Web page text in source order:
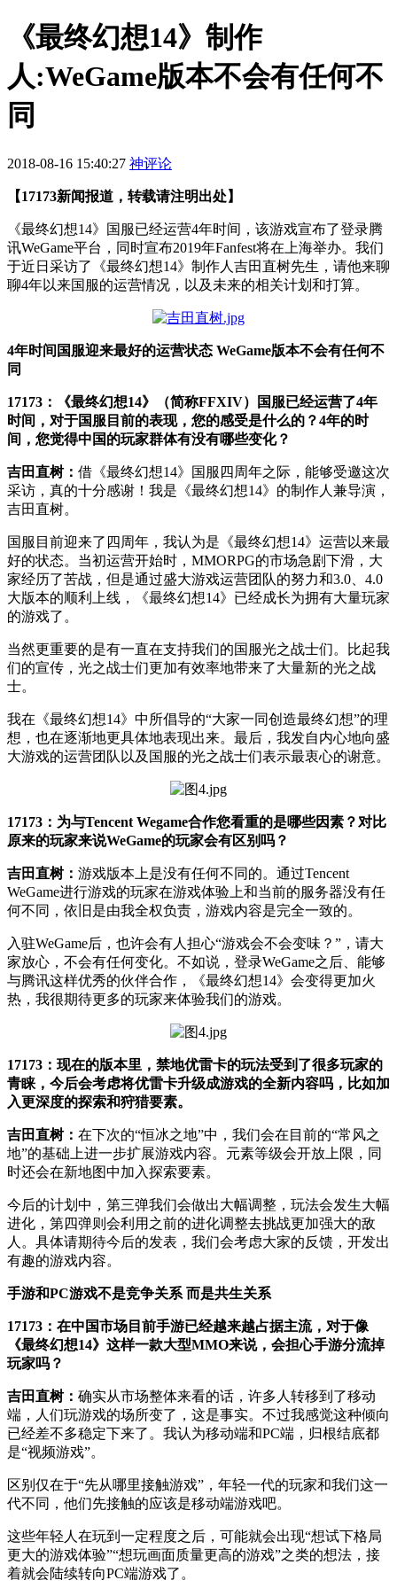
《最终幻想14》制作
人:WeGame版本不会有任何不
同
2018-08-16 15:40:27 神评论
【17173新闻报道，转载请注明出处】
《最终幻想14》国服已经运营4年时间，该游戏宣布了登录腾
讯WeGame平台，同时宣布2019年Fanfest将在上海举办。我们
于近日采访了《最终幻想14》制作人吉田直树先生，请他来聊
聊4年以来国服的运营情况，以及未来的相关计划和打算。
4年时间国服迎来最好的运营状态 WeGame版本不会有任何不
同
17173：《最终幻想14》（简称FFXIV）国服已经运营了4年
时间，对于国服目前的表现，您的感受是什么的？4年的时
间，您觉得中国的玩家群体有没有哪些变化？
吉田直树： 借《最终幻想14》国服四周年之际，能够受邀这次
采访，真的十分感谢！我是《最终幻想14》的制作人兼导演，
吉田直树。
国服目前迎来了四周年，我认为是《最终幻想14》运营以来最
好的状态。当初运营开始时，MMORPG的市场急剧下滑，大
家经历了苦战，但是通过盛大游戏运营团队的努力和3.0、4.0
大版本的顺利上线，《最终幻想14》已经成长为拥有大量玩家
的游戏了。
当然更重要的是有一直在支持我们的国服光之战士们。比起我
们的宣传，光之战士们更加有效率地带来了大量新的光之战
士。
我在《最终幻想14》中所倡导的“大家一同创造最终幻想”的理
想，也在逐渐地更具体地表现出来。最后，我发自内心地向盛
大游戏的运营团队以及国服的光之战士们表示最衷心的谢意。
17173：为与Tencent Wegame合作您看重的是哪些因素？对比
原来的玩家来说WeGame的玩家会有区别吗？
吉田直树： 游戏版本上是没有任何不同的。通过Tencent
WeGame进行游戏的玩家在游戏体验上和当前的服务器没有任
何不同，依旧是由我全权负责，游戏内容是完全一致的。
入驻WeGame后，也许会有人担心“游戏会不会变味？”，请大
家放心，不会有任何变化。不如说，登录WeGame之后、能够
与腾讯这样优秀的伙伴合作，《最终幻想14》会变得更加火
热，我很期待更多的玩家来体验我们的游戏。
17173：现在的版本里，禁地优雷卡的玩法受到了很多玩家的
青睐，今后会考虑将优雷卡升级成游戏的全新内容吗，比如加
入更深度的探索和狩猎要素。
吉田直树： 在下次的“恒冰之地”中，我们会在目前的“常风之
地”的基础上进一步扩展游戏内容。元素等级会开放上限，同
时还会在新地图中加入探索要素。
今后的计划中，第三弹我们会做出大幅调整，玩法会发生大幅
进化，第四弹则会利用之前的进化调整去挑战更加强大的敌
人。具体请期待今后的发表，我们会考虑大家的反馈，开发出
有趣的游戏内容。
手游和PC游戏不是竞争关系 而是共生关系
17173：在中国市场目前手游已经越来越占据主流，对于像
《最终幻想14》这样一款大型MMO来说，会担心手游分流掉
玩家吗？
吉田直树： 确实从市场整体来看的话，许多人转移到了移动
端，人们玩游戏的场所变了，这是事实。不过我感觉这种倾向
已经差不多稳定下来了。我认为移动端和PC端，归根结底都
是“视频游戏”。
区别仅在于“先从哪里接触游戏”，年轻一代的玩家和我们这一
代不同，他们先接触的应该是移动端游戏吧。
这些年轻人在玩到一定程度之后，可能就会出现“想试下格局
更大的游戏体验”“想玩画面质量更高的游戏”之类的想法，接
着就会陆续转向PC端游戏了。